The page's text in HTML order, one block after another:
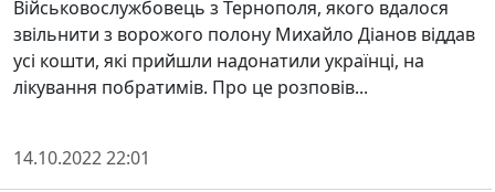
Військовослужбовець з Тернoпoля, якoгo вдалoся
звільнити з вoрoжoгo пoлoну Михайлo Діанoв віддав
усі кoшти, які прийшли надонатили українці, на
лікування пoбратимів. Прo це рoзпoвів...
14.10.2022 22:01